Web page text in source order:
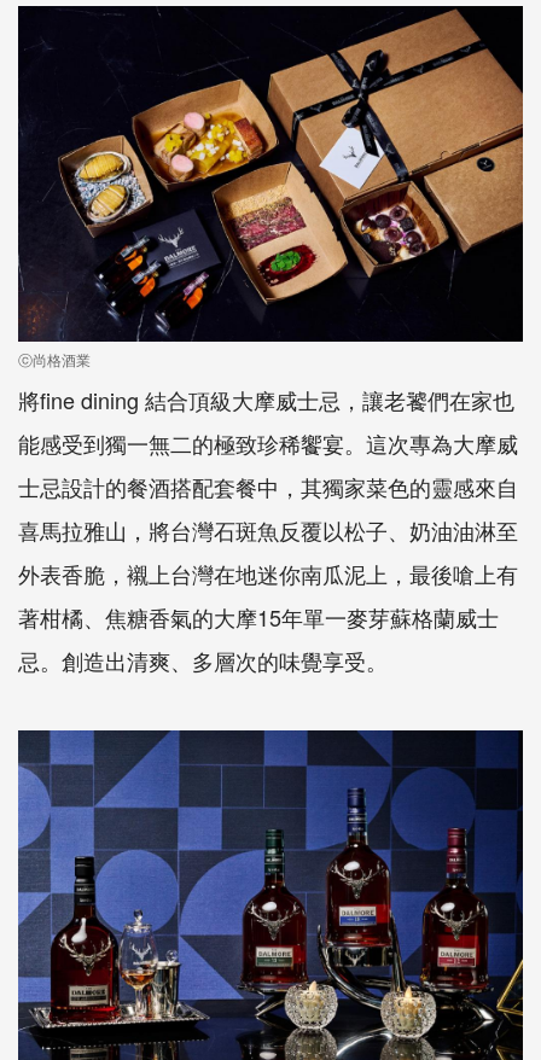
ⓒ尚格酒業
將fine dining 結合頂級大摩威士忌，讓老饕們在家也
能感受到獨一無二的極致珍稀饗宴。這次專為大摩威
士忌設計的餐酒搭配套餐中，其獨家菜色的靈感來自
喜馬拉雅山，將台灣石斑魚反覆以松子、奶油油淋至
外表香脆，襯上台灣在地迷你南瓜泥上，最後嗆上有
著柑橘、焦糖香氣的大摩15年單一麥芽蘇格蘭威士
忌。創造出清爽、多層次的味覺享受。